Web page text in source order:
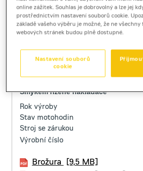
Cat 232D3
Smykem řízené nakladače
Rok výroby
Stav motohodin
Stroj se zárukou
Výrobní číslo
Brožura
[9,5 MB]
online zážitek. Souhlas je dobrovolný a lze jej
prostřednictvím nastavení souborů cookie.
základě vašeho výběru je možné, že ne všechny
webových stránek budou plně dostupné.
Nastavení souborů
cookie